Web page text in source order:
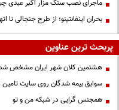
ماجرای نصب سنگ مزار اکبر عبدی
بحران اینفانتینو؛ از طرح جنجالی تا
پربحث ترین عناوین
هشتمین کلان شهر ایران مشخص
سوابق بیمه شدگان روی سایت تامین
همجنس گرایی در شبکه من و تو